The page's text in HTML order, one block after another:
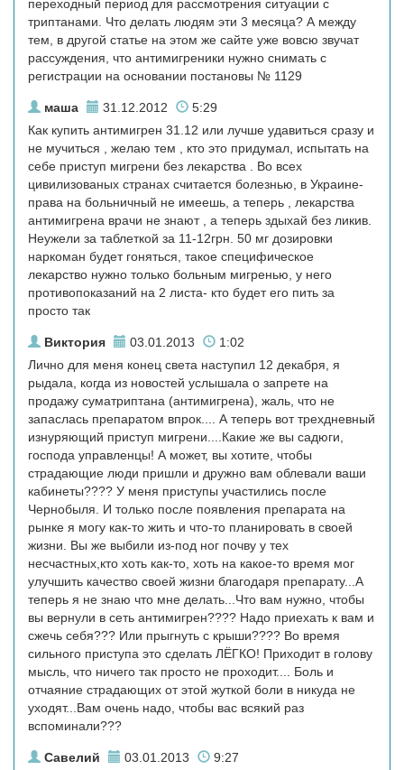
переходный период для рассмотрения ситуации с
триптанами. Что делать людям эти 3 месяца? А между
тем, в другой статье на этом же сайте уже вовсю звучат
рассуждения, что антимигреники нужно снимать с
регистрации на основании постановы № 1129
маша 31.12.2012
5:29
Как купить антимигрен 31.12 или лучше удавиться сразу и
не мучиться , желаю тем , кто это придумал, испытать на
себе приступ мигрени без лекарства . Во всех
цивилизованых странах считается болезнью, в Украине-
права на больничный не имеешь, а теперь , лекарства
антимигрена врачи не знают , а теперь здыхай без ликив.
Неужели за таблеткой за 11-12грн. 50 мг дозировки
наркоман будет гоняться, такое специфическое
лекарство нужно только больным мигренью, у него
противопоказаний на 2 листа- кто будет его пить за
просто так
Виктория 03.01.2013
1:02
Лично для меня конец света наступил 12 декабря, я
рыдала, когда из новостей услышала о запрете на
продажу суматриптана (антимигрена), жаль, что не
запаслась препаратом впрок.... А теперь вот трехдневный
изнуряющий приступ мигрени....Какие же вы садюги,
господа управленцы! А может, вы хотите, чтобы
страдающие люди пришли и дружно вам облевали ваши
кабинеты???? У меня приступы участились после
Чернобыля. И только после появления препарата на
рынке я могу как-то жить и что-то планировать в своей
жизни. Вы же выбили из-под ног почву у тех
несчастных,кто хоть как-то, хоть на какое-то время мог
улучшить качество своей жизни благодаря препарату...А
теперь я не знаю что мне делать...Что вам нужно, чтобы
вы вернули в сеть антимигрен???? Надо приехать к вам и
сжечь себя??? Или прыгнуть с крыши???? Во время
сильного приступа это сделать ЛЁГКО! Приходит в голову
мысль, что ничего так просто не проходит.... Боль и
отчаяние страдающих от этой жуткой боли в никуда не
уходят...Вам очень надо, чтобы вас всякий раз
вспоминали???
Савелий 03.01.2013
9:27